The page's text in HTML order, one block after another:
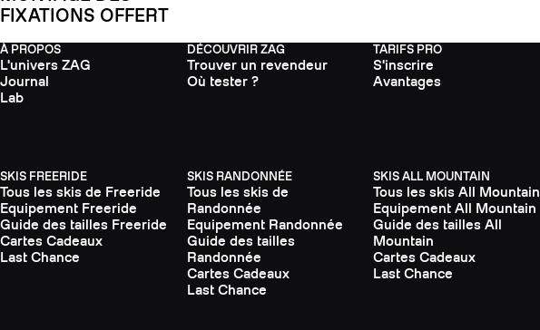
FIXATIONS OFFERT
À PROPOS
L'univers ZAG
Journal
Lab
DÉCOUVRIR ZAG
Trouver un revendeur
Où tester ?
TARIFS PRO
S'inscrire
Avantages
SKIS FREERIDE
Tous les skis de Freeride
Equipement Freeride
Guide des tailles Freeride
Cartes Cadeaux
Last Chance
SKIS RANDONNÉE
Tous les skis de
Randonnée
Equipement Randonnée
Guide des tailles
Randonnée
Cartes Cadeaux
Last Chance
SKIS ALL MOUNTAIN
Tous les skis All Mountain
Equipement All Mountain
Guide des tailles All
Mountain
Cartes Cadeaux
Last Chance